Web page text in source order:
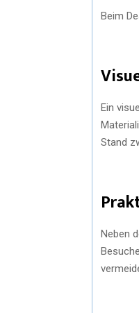
Beim
Ein
Stand
Neben